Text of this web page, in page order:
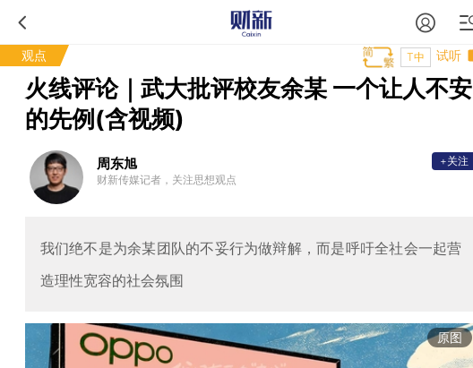
观点 试听
T中
火线评论｜武大批评校友余某 一个让人不安
的先例(含视频)
周东旭
财新传媒记者，关注思想观点
+关注
我们绝不是为余某团队的不妥行为做辩解，而是呼吁全社会一起营
造理性宽容的社会氛围
原图